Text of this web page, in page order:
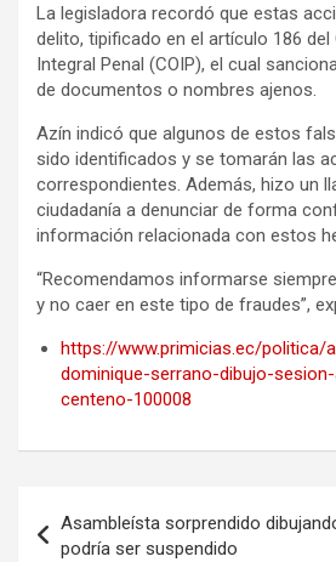
La legisladora recordó que estas
delito, tipificado en el artículo 186 del
Integral Penal (COIP), el cual
de documentos o nombres ajenos.
Azín indicó que algunos de estos
sido identificados y se tomarán las
correspondientes. Además, hizo un
ciudadanía a denunciar de forma
información relacionada con estos
“Recomendamos informarse
y no caer en este tipo de fraudes”,
https://www.primicias.ec/politica/
dominique-serrano-dibujo-
centeno-100008
de
Asambleísta sorprendido
podría ser suspendido